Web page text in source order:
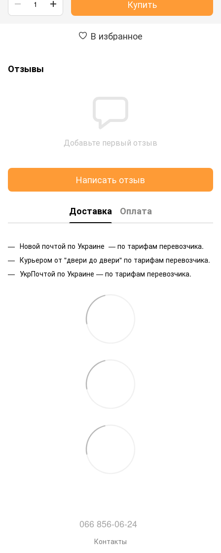
Купить
В избранное
Отзывы
Добавьте первый отзыв
Написать отзыв
Доставка Оплата
Новой почтой по Украине — по тарифам перевозчика.
Курьером от "двери до двери" по тарифам перевозчика.
УкрПочтой по Украине — по тарифам перевозчика.
066 856-06-24
Контакты